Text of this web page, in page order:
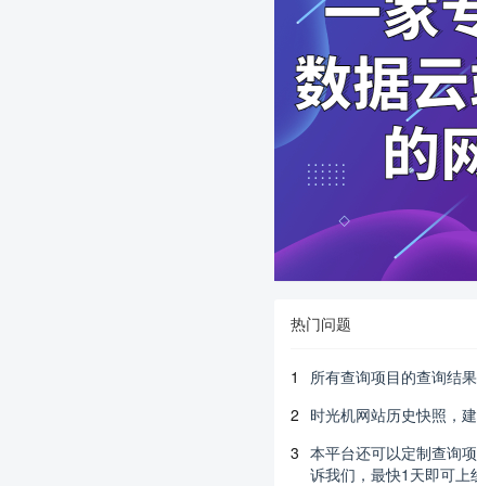
热门问题
1
所有查询项目的查询结
2 时光机网站历史快照，
3 本平台还可以定制查询
诉我们，最快1天即可上